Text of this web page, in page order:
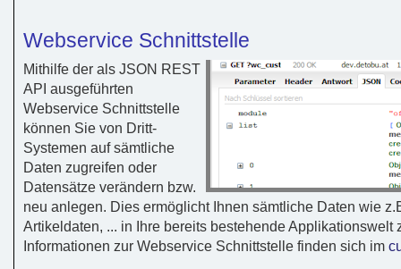
Webservice Schnittstelle
Mithilfe der als JSON REST
API ausgeführten
Webservice Schnittstelle
können Sie von Dritt-
Systemen auf sämtliche
Daten zugreifen oder
Datensätze verändern bzw.
neu anlegen. Dies ermöglicht Ihnen sämtliche Daten wie
Artikeldaten, ... in Ihre bereits bestehende Applikationswelt
Informationen zur Webservice Schnittstelle finden sich im